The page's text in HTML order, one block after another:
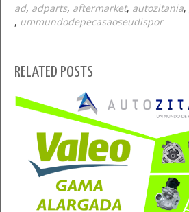
ad adparts aftermarket autozitania
ummundodepecasaoseudispor
RELATED POSTS